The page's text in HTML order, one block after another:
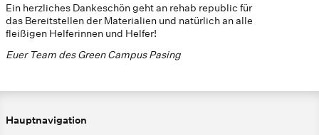
Ein herzliches Dankeschön geht an rehab republic für
das Bereitstellen der Materialien und natürlich an alle
fleißigen Helferinnen und Helfer!
Euer Team des Green Campus Pasing
Hauptnavigation